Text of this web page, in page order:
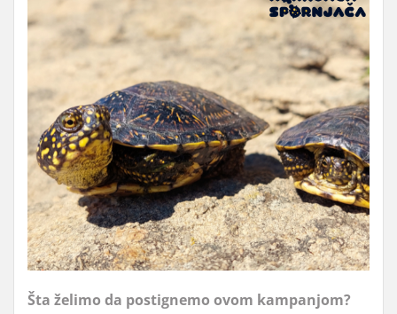
Šta želimo da postignemo ovom kampanjom?